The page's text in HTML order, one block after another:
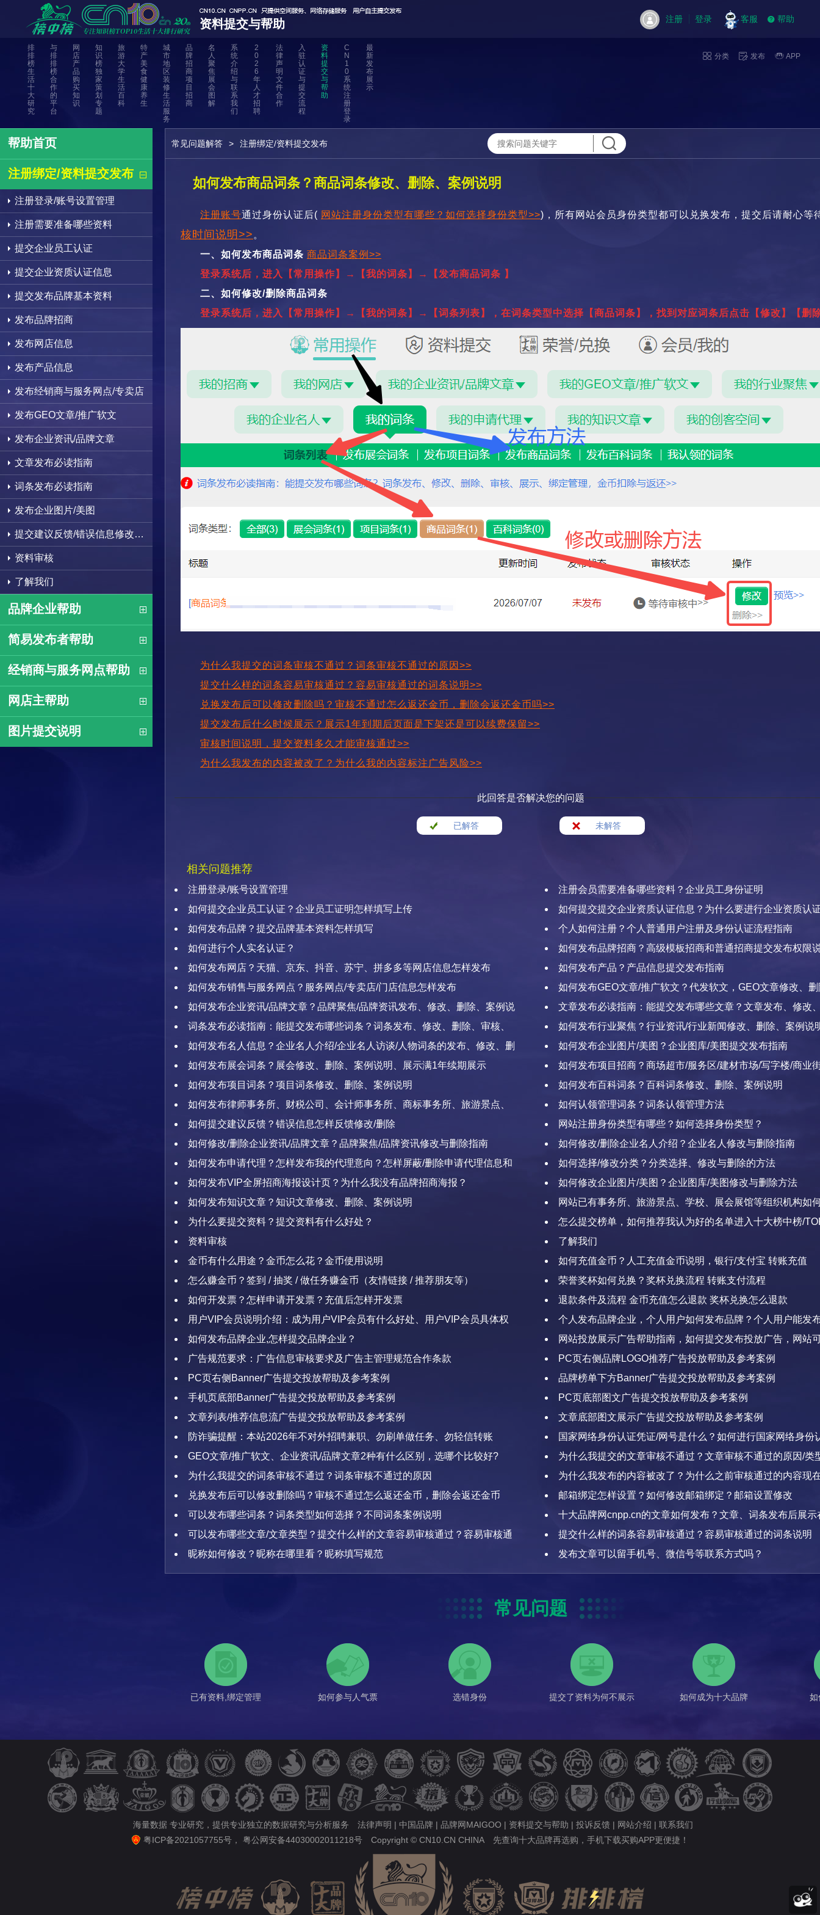
资料提交与帮助 注册 登录 客服 帮助
排
排
榜
生
活
十
大
研
究
与
排
排
榜
合
作
的
平
台
网
店
产
品
购
买
知
识
知
识
榜
独
家
策
划
专
题
旅
游
大
学
生
活
百
科
特
产
美
食
健
康
养
生
城
市
地
区
装
修
生
活
服
务
品
牌
招
商
项
目
招
商
名
人
聚
焦
展
会
图
解
系
统
介
绍
与
联
系
我
们
2
0
2
6
年
人
才
招
聘
法
律
声
明
文
件
合
作
入
驻
认
证
与
提
交
流
程
资
料
提
交
与
帮
助
C
N
1
0
系
统
注
册
登
录
最
新
发
布
展
示
分类 发布 APP
帮助首页
注册绑定/资料提交发布
注册登录/账号设置管理
注册需要准备哪些资料
提交企业员工认证
提交企业资质认证信息
提交发布品牌基本资料
发布品牌招商
发布网店信息
发布产品信息
发布经销商与服务网点/专卖店
发布GEO文章/推广软文
发布企业资讯/品牌文章
文章发布必读指南
词条发布必读指南
发布企业图片/美图
提交建议反馈/错误信息修改删除
资料审核
了解我们
品牌企业帮助
简易发布者帮助
经销商与服务网点帮助
网店主帮助
图片提交说明
常见问题解答 > 注册绑定/资料提交发布
如何发布商品词条？商品词条修改、删除、案例说明
注册账号通过身份认证 后( 网站注册身份类型有哪些？如何选择身份类型>>)， 所有网站会员身份类型都可以兑换发布 ，提交后请耐心等
核时间说明>> 。
一、如何发布商品词条 商品词条案例>>
登录系统后，进入【常用操作】→【我的词条】→【发布商品词条 】
二、如何修改/删除商品词条
登录系统后，进入【常用操作】→【我的词条】→【词条列表】，在词条类型中选择【商品词条】，找到对应词条后点击【修改】【删
为什么我提交的词条审核不通过？词条审核不通过的原因>>
提交什么样的词条容易审核通过？容易审核通过的词条说明>>
兑换发布后可以修改删除吗？审核不通过怎么返还金币，删除会返还金币吗>>
提交发布后什么时候展示？展示1年到期后页面是下架还是可以续费保留>>
审核时间说明，提交资料多久才能审核通过>>
为什么我发布的内容被改了？为什么我的内容标注广告风险>>
此回答是否解决您的问题
已解答 未解答
相关问题推荐
注册登录/账号设置管理
注册会员需要准备哪些资料？企业员工身份证明
如何提交企业员工认证？企业员工证明怎样填写上传
如何提交提交企业资质认证信息？为什么要进行企业资质认
如何发布品牌？提交品牌基本资料怎样填写
个人如何注册？个人普通用户注册及身份认证流程指南
如何进行个人实名认证？
如何发布品牌招商？高级模板招商和普通招商提交发布权限
如何发布网店？天猫、京东、抖音、苏宁、拼多多等网店信息怎样发布
如何发布产品？产品信息提交发布指南
如何发布销售与服务网点？服务网点/专卖店/门店信息怎样发布
如何发布GEO文章/推广软文？代发软文，GEO文章修改、
如何发布企业资讯/品牌文章？品牌聚焦/品牌资讯发布、修改、删除、案例说
明
文章发布必读指南：能提交发布哪些文章？文章发布、修改
展示，金币扣除与返还
词条发布必读指南：能提交发布哪些词条？词条发布、修改、删除、审核、
展示、绑定管理，金币扣除与返还
如何发布行业聚焦？行业资讯/行业新闻修改、删除、案例说
如何发布名人信息？企业名人介绍/企业名人访谈/人物词条的发布、修改、删
除、案例说明
如何发布企业图片/美图？企业图库/美图提交发布指南
如何发布展会词条？展会修改、删除、案例说明、展示满1年续期展示
如何发布项目招商？商场超市/服务区/建材市场/写字楼/商业
区/综合服务等怎样发布项目招商信息
如何发布项目词条？项目词条修改、删除、案例说明
如何发布百科词条？百科词条修改、删除、案例说明
如何发布律师事务所、财税公司、会计师事务所、商标事务所、旅游景点、
学校、展会展馆等组织机构
如何认领管理词条？词条认领管理方法
如何提交建议反馈？错误信息怎样反馈修改/删除
网站注册身份类型有哪些？如何选择身份类型？
如何修改/删除企业资讯/品牌文章？品牌聚焦/品牌资讯修改与删除指南
如何修改/删除企业名人介绍？企业名人修改与删除指南
如何发布申请代理？怎样发布我的代理意向？怎样屏蔽/删除申请代理信息和
电话联系方式
如何选择/修改分类？分类选择、修改与删除的方法
如何发布VIP全屏招商海报设计页？为什么我没有品牌招商海报？
如何修改企业图片/美图？企业图库/美图修改与删除方法
如何发布知识文章？知识文章修改、删除、案例说明
网站已有事务所、旅游景点、学校、展会展馆等组织机构如
何证明自己有实力出名？
为什么要提交资料？提交资料有什么好处？
怎么提交榜单，如何推荐我认为好的名单进入十大榜中榜/
资料审核
了解我们
金币有什么用途？金币怎么花？金币使用说明
如何充值金币？人工充值金币说明，银行/支付宝 转账充值
怎么赚金币？签到 / 抽奖 / 做任务赚金币（友情链接 / 推荐朋友等）
荣誉奖杯如何兑换？奖杯兑换流程 转账支付流程
如何开发票？怎样申请开发票？充值后怎样开发票
退款条件及流程 金币充值怎么退款 奖杯兑换怎么退款
用户VIP会员说明介绍：成为用户VIP会员有什么好处、用户VIP会员具体权
益项目
个人发布品牌企业，个人用户如何发布品牌？个人用户能发
如何发布品牌企业,怎样提交品牌企业？
网站投放展示广告帮助指南，如何提交发布投放广告，网站
告
广告规范要求：广告信息审核要求及广告主管理规范合作条款
PC页右侧品牌LOGO推荐广告投放帮助及参考案例
PC页右侧Banner广告提交投放帮助及参考案例
品牌榜单下方Banner广告提交投放帮助及参考案例
手机页底部Banner广告提交投放帮助及参考案例
PC页底部图文广告提交投放帮助及参考案例
文章列表/推荐信息流广告提交投放帮助及参考案例
文章底部图文展示广告提交投放帮助及参考案例
防诈骗提醒：本站2026年不对外招聘兼职、勿刷单做任务、勿轻信转账
国家网络身份认证凭证/网号是什么？如何进行国家网络身份
GEO文章/推广软文、企业资讯/品牌文章2种有什么区别，选哪个比较好?
为什么我提交的文章审核不通过？文章审核不通过的原因/类
为什么我提交的词条审核不通过？词条审核不通过的原因
为什么我发布的内容被改了？为什么之前审核通过的内容现
了？为什么我的内容标注广告风险
兑换发布后可以修改删除吗？审核不通过怎么返还金币，删除会返还金币
吗？
邮箱绑定怎样设置？如何修改邮箱绑定？邮箱设置修改
可以发布哪些词条？词条类型如何选择？不同词条案例说明
十大品牌网cnpp.cn的文章如何发布？文章、词条发布后展
大品牌网
可以发布哪些文章/文章类型？提交什么样的文章容易审核通过？容易审核通
过的文章说明
提交什么样的词条容易审核通过？容易审核通过的词条说明
昵称如何修改？昵称在哪里看？昵称填写规范
发布文章可以留手机号、微信号等联系方式吗？
常见问题
已有资料,绑定管理 如何参与人气票 选错身份 提交了资料为何不展示 如何成为十大品牌
海量数据 专业研究，提供专业独立的数据研究与分析服务 法律声明 | 中国品牌 | 品牌网MAIGOO | 资料提交与帮助 | 投诉反馈 | 网站介绍 | 联系我们
粤ICP备2021057755号 ， 粤公网安备44030002011218号 Copyright © CN10.CN CHINA 先查询十大品牌再选购，手机下载买购APP更便捷！